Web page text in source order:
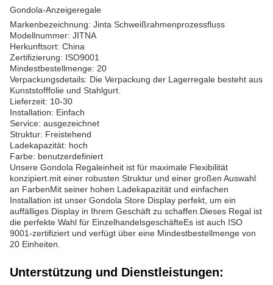
Gondola-Anzeigeregale
Markenbezeichnung: Jinta Schweißrahmenprozessfluss
Modellnummer: JITNA
Herkunftsort: China
Zertifizierung: ISO9001
Mindestbestellmenge: 20
Verpackungsdetails: Die Verpackung der Lagerregale besteht aus
Kunststofffolie und Stahlgurt.
Lieferzeit: 10-30
Installation: Einfach
Service: ausgezeichnet
Struktur: Freistehend
Ladekapazität: hoch
Farbe: benutzerdefiniert
Unsere Gondola Regaleinheit ist für maximale Flexibilität
konzipiert.mit einer robusten Struktur und einer großen Auswahl
an FarbenMit seiner hohen Ladekapazität und einfachen
Installation ist unser Gondola Store Display perfekt, um ein
auffälliges Display in Ihrem Geschäft zu schaffen.Dieses Regal ist
die perfekte Wahl für EinzelhandelsgeschäfteEs ist auch ISO
9001-zertifiziert und verfügt über eine Mindestbestellmenge von
20 Einheiten.
Unterstützung und Dienstleistungen: